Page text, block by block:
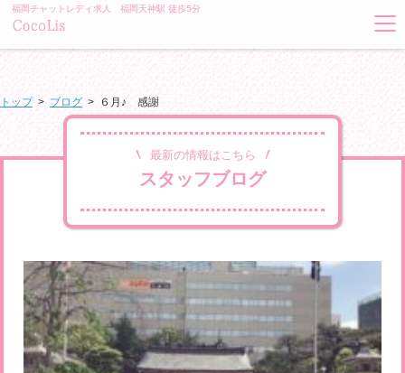
福岡チャットレディ求人 福岡天神駅 徒歩5分
トップ> ブログ > ６月♪ 感謝
最新の情報はこちら
スタッフブログ